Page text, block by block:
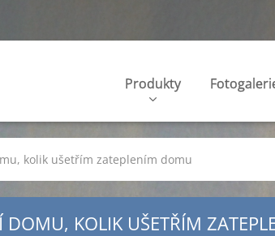
Produkty
kolik ušetřím zateplením domu
DOMU, KOLIK UŠETŘÍM